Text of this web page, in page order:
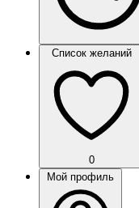
Список желаний
0
Мой профиль